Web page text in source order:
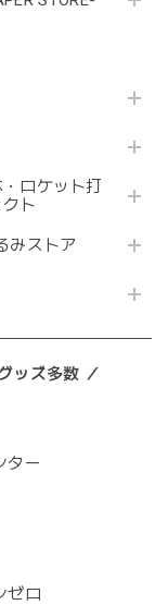
ロケット打
ト
みストア
ッズ多数 ／
ター
ゼロ